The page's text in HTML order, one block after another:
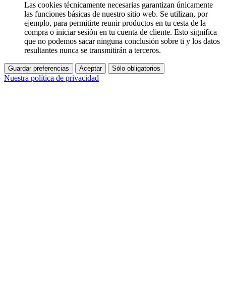
Las cookies técnicamente necesarias garantizan únicamente
las funciones básicas de nuestro sitio web. Se utilizan, por
ejemplo, para permitirte reunir productos en tu cesta de la
compra o iniciar sesión en tu cuenta de cliente. Esto significa
que no podemos sacar ninguna conclusión sobre ti y los datos
resultantes nunca se transmitirán a terceros.
Guardar preferencias Aceptar Sólo obligatorios
Nuestra política de privacidad